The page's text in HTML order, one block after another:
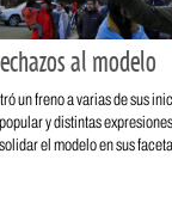
al modelo
un freno a varias de sus
y distintas
el modelo en sus